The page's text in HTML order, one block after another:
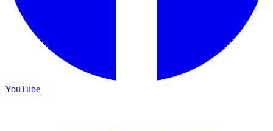
YouTube